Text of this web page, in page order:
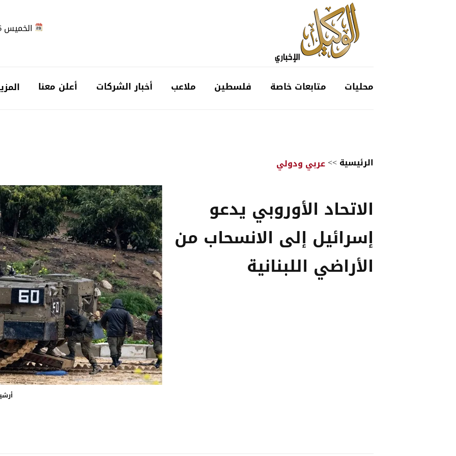
الخميس 2026-08-06
محليات متابعات خاصة فلسطين ملاعب أخبار الشركات أعلن معنا
الرئيسية>>عربي ودولي
الاتحاد الأوروبي يدعو
إسرائيل إلى الانسحاب من
الأراضي اللبنانية